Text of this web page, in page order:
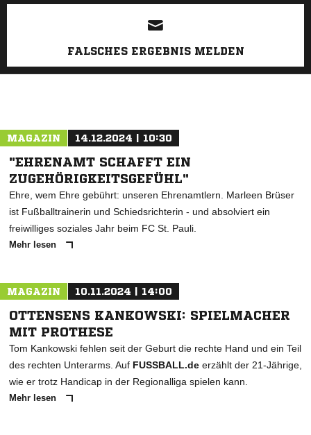
ANZEIGE
FALSCHES ERGEBNIS MELDEN
MAGAZIN 14.12.2024 | 10:30
"EHRENAMT SCHAFFT EIN
ZUGEHÖRIGKEITSGEFÜHL"
Ehre, wem Ehre gebührt: unseren Ehrenamtlern. Marleen Brüser
ist Fußballtrainerin und Schiedsrichterin - und absolviert ein
freiwilliges soziales Jahr beim FC St. Pauli.
Mehr lesen
MAGAZIN 10.11.2024 | 14:00
OTTENSENS KANKOWSKI: SPIELMACHER
MIT PROTHESE
Tom Kankowski fehlen seit der Geburt die rechte Hand und ein Teil
des rechten Unterarms. Auf FUSSBALL.de erzählt der 21-Jährige,
wie er trotz Handicap in der Regionalliga spielen kann.
Mehr lesen